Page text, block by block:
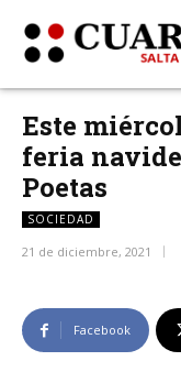
Este
feria
Poetas
SOCIEDAD
21 de diciembre, 2021
Facebook